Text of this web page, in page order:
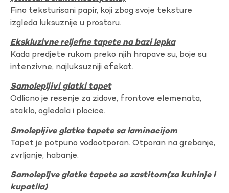
Fino teksturisani papir, koji zbog svoje teksture
izgleda luksuznije u prostoru.
Ekskluzivne reljefne tapete na bazi lepka
Kada predjete rukom preko njih hrapave su, boje su
intenzivne, najluksuzniji efekat.
Samolepljivi glatki tapet
Odlicno je resenje za zidove, frontove elemenata,
staklo, ogledala i plocice.
Smolepljive glatke tapete sa laminacijom
Tapet je potpuno vodootporan. Otporan na grebanje,
zvrljanje, habanje.
Samolepljve glatke tapete sa zastitom(za kuhinje I
kupatila)